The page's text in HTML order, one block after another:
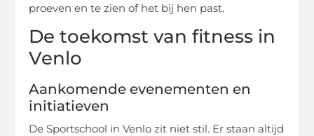
proeven en te zien of het bij hen past.
De toekomst van fitness in
Venlo
Aankomende evenementen en
initiatieven
De Sportschool in Venlo zit niet stil. Er staan altijd